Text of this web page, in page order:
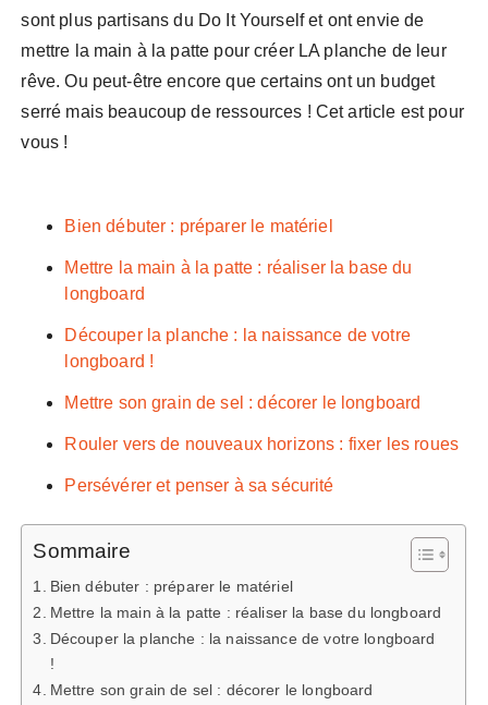
sont plus partisans du Do It Yourself et ont envie de
mettre la main à la patte pour créer LA planche de leur
rêve. Ou peut-être encore que certains ont un budget
serré mais beaucoup de ressources ! Cet article est pour
vous !
Bien débuter : préparer le matériel
Mettre la main à la patte : réaliser la base du
longboard
Découper la planche : la naissance de votre
longboard !
Mettre son grain de sel : décorer le longboard
Rouler vers de nouveaux horizons : fixer les roues
Persévérer et penser à sa sécurité
Sommaire
Bien débuter : préparer le matériel
Mettre la main à la patte : réaliser la base du longboard
Découper la planche : la naissance de votre longboard
!
Mettre son grain de sel : décorer le longboard